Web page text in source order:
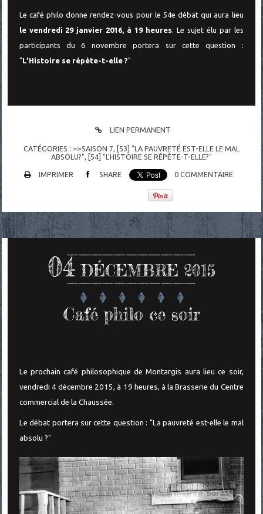
Le café philo donne rendez-vous pour le 54e débat qui aura lieu
le vendredi 29 janvier 2016, à 19 heures . Le sujet élu par les
participants du 6 novembre portera sur cette question :
"L'Histoire se répète-t-elle ?"
LIEN PERMANENT
CATÉGORIES : =>SAISON 7, [53] "LA PAUVRETÉ EST-ELLE LE MAL
ABSOLU?", [54] "L'HISTOIRE SE RÉPÈTE-T-ELLE?"
IMPRIMER SHARE 0 COMMENTAIRE
04 DÉCEMBRE 2015
Café philo ce soir
Le prochain café philosophique de Montargis aura lieu ce soir,
vendredi 4 décembre 2015, à 19 heures, à la Brasserie du Centre
commercial de la Chaussée.
Le débat portera sur cette question : "La pauvreté est-elle le mal
absolu ?"